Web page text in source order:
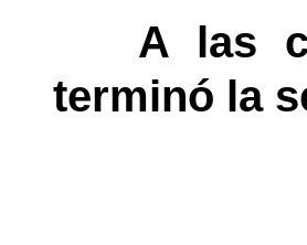
A las
terminó la